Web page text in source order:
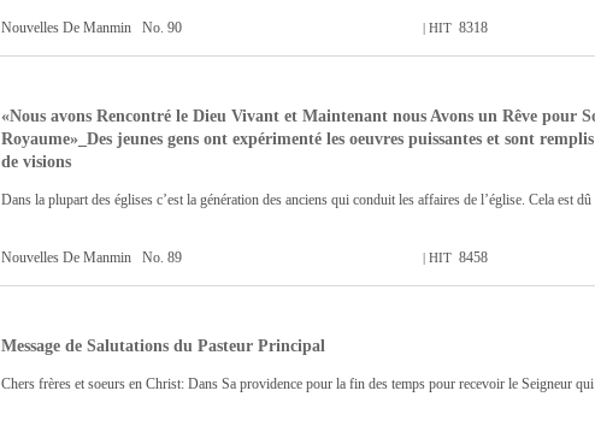
| Nouvelles De Manmin No. 90 | HIT 8318
«Nous avons Rencontré le Dieu Vivant et Maintenant nous Avons un Rêve pour
Royaume»_Des jeunes gens ont expérimenté les oeuvres puissantes et sont
de visions
Dans la plupart des églises c’est la génération des anciens qui conduit les affaires de l’église. Cela est
| Nouvelles De Manmin No. 89 | HIT 8458
Message de Salutations du Pasteur Principal
Chers frères et soeurs en Christ: Dans Sa providence pour la fin des temps pour recevoir le Seigneur